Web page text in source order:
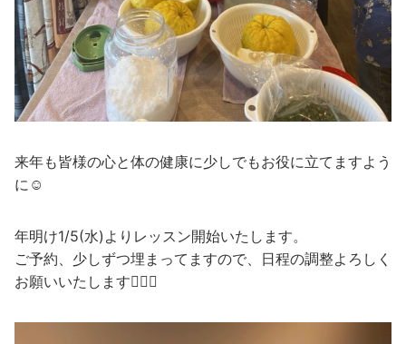
来年も皆様の心と体の健康に少しでもお役に立てますよう
に☺️
年明け1/5(水)よりレッスン開始いたします。
ご予約、少しずつ埋まってますので、日程の調整よろしく
お願いいたします🙇🏻‍♂️